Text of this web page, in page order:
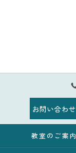
お問い合わ
教室のご案内